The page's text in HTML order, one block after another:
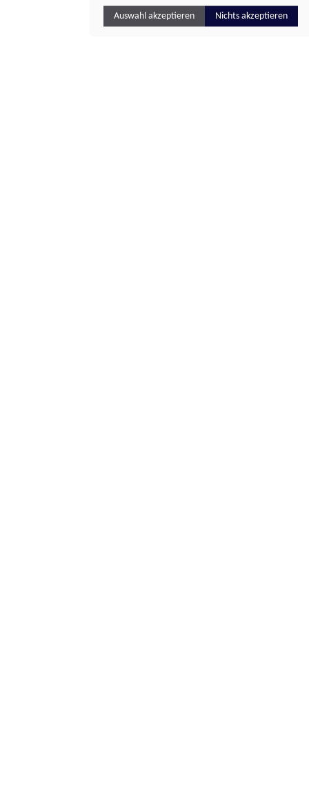
Auswahl akzeptieren Nichts akzeptieren